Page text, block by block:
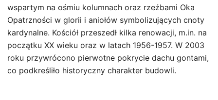
wspartym na ośmiu kolumnach oraz rzeźbami Oka
Opatrzności w glorii i aniołów symbolizujących cnoty
kardynalne. Kościół przeszedł kilka renowacji, m.in. na
początku XX wieku oraz w latach 1956-1957. W 2003
roku przywrócono pierwotne pokrycie dachu gontami,
co podkreśliło historyczny charakter budowli.